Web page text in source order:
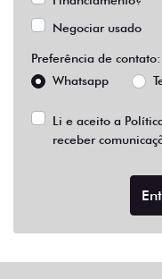
Negociar usado
Preferência de contato:
Whatsapp
receber